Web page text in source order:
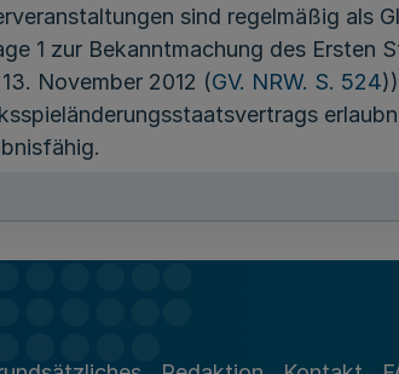
sind regelmäßig als
1 zur Bekanntmachung des Ersten
November 2012 (GV. NRW. S. 524
erfolgt, sondern lediglich eine